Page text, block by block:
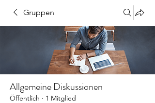
Gruppen
Allgemeine Diskussionen
Öffentlich · 1 Mitglied